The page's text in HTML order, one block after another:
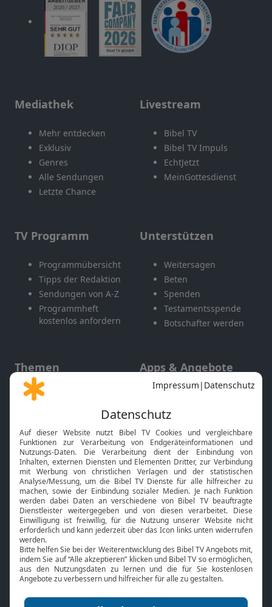
Mediathek
Mehr entdecken
Exklusiv
Genres
Alle Sendungen
Letzte Chance
Livestream
Bibel TV
Bibel TV Impuls
EchtJetzt
MeinGottesdienst
TV Programm
Programmübersicht
Tipps der Redaktion
Sendungen von A-Z
Programmheft
kostenlos anfordern
Unterstützen
Weitersagen
Beten
Spenden
Testamentsspende
Botschafter werden
Themen
Gott und Bibel erklärt
Neuigkeiten
Apps & Angebote
Mobile App
Smart TV
HbbTV
Bibelthek Online-Bibel
Nächster Gottesdienst
Bibel TV
Über uns
Jobs
Mediadaten
Service
Kontakt
TV-Empfang